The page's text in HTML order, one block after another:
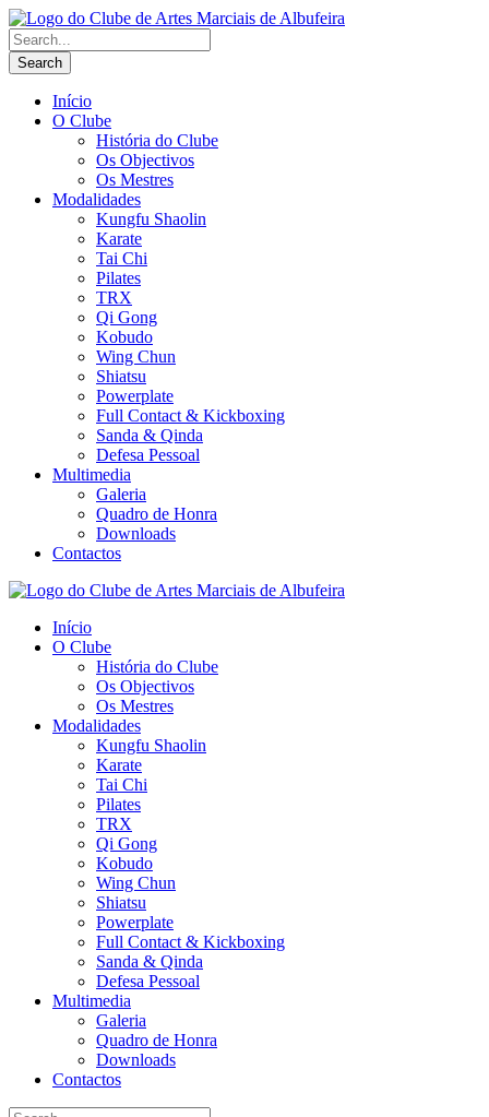
Início
O Clube
História do Clube
Os Objectivos
Os Mestres
Modalidades
Kungfu Shaolin
Karate
Tai Chi
Pilates
TRX
Qi Gong
Kobudo
Wing Chun
Shiatsu
Powerplate
Full Contact & Kickboxing
Sanda & Qinda
Defesa Pessoal
Multimedia
Galeria
Quadro de Honra
Downloads
Contactos
Início
O Clube
História do Clube
Os Objectivos
Os Mestres
Modalidades
Kungfu Shaolin
Karate
Tai Chi
Pilates
TRX
Qi Gong
Kobudo
Wing Chun
Shiatsu
Powerplate
Full Contact & Kickboxing
Sanda & Qinda
Defesa Pessoal
Multimedia
Galeria
Quadro de Honra
Downloads
Contactos